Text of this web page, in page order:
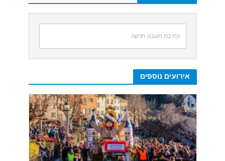
כתיבת תגובה חדשה
אירועים נוספים